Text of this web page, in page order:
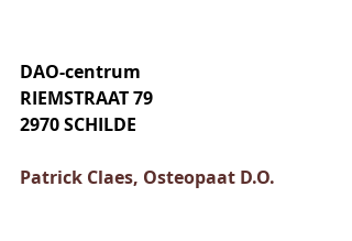
DAO-centrum
RIEMSTRAAT 79
2970 SCHILDE
Patrick Claes, Osteopaat D.O.